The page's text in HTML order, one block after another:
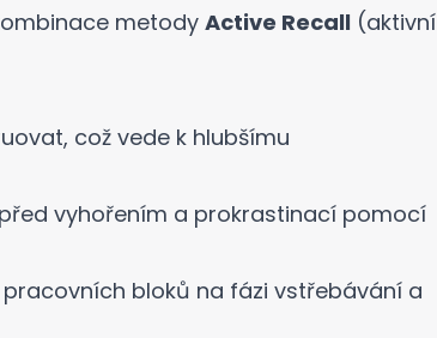
metody Active Recall (aktivní
což vede k hlubšímu
vyhořením a prokrastinací pomocí
bloků na fázi vstřebávání a